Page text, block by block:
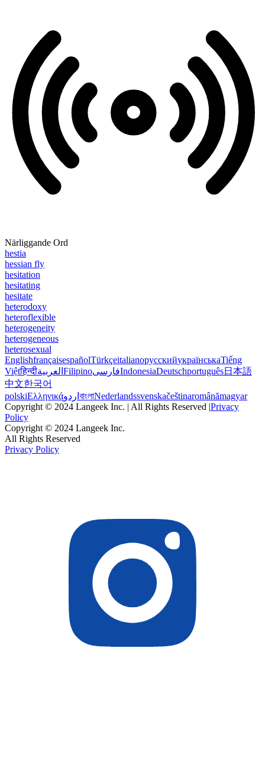
Närliggande Ord
hestia
hessian fly
hesitation
hesitating
hesitate
heterodoxy
heteroflexible
heterogeneity
heterogeneous
heterosexual
EnglishfrançaisespañolTürkçeitalianoрусскийукраїнськаTiếng
Việtहिन्दीالعربية FilipinoفارسیIndonesiaDeutschportuguês日本語
中文한국어
polskiΕλληνικάاردو বাংলাNederlandssvenskačeštinaromânămagyar
Copyright © 2024 Langeek Inc. | All Rights Reserved |Privacy
Policy
Copyright © 2024 Langeek Inc.
All Rights Reserved
Privacy Policy